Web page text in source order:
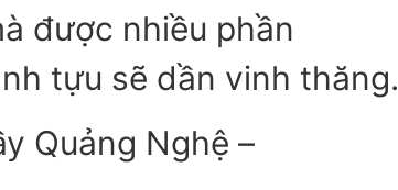
được nhiều phần
tựu sẽ dần vinh thăng.
Quảng Nghệ –